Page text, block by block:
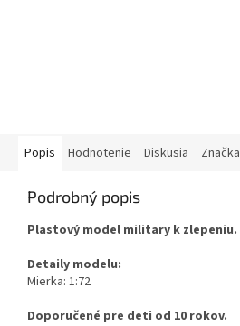
Popis Hodnotenie Diskusia Značka
Podrobný popis
Plastový model military k zlepeniu.
Detaily modelu:
Mierka: 1:72
Doporučené pre deti od 10 rokov.